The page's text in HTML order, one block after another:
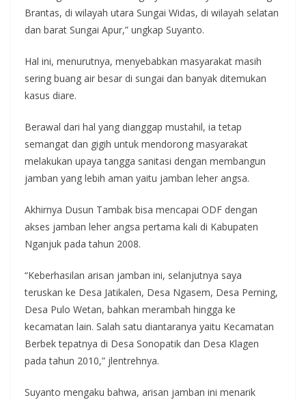
Brantas, di wilayah utara Sungai Widas, di wilayah selatan
dan barat Sungai Apur,” ungkap Suyanto.
Hal ini, menurutnya, menyebabkan masyarakat masih
sering buang air besar di sungai dan banyak ditemukan
kasus diare.
Berawal dari hal yang dianggap mustahil, ia tetap
semangat dan gigih untuk mendorong masyarakat
melakukan upaya tangga sanitasi dengan membangun
jamban yang lebih aman yaitu jamban leher angsa.
Akhirnya Dusun Tambak bisa mencapai ODF dengan
akses jamban leher angsa pertama kali di Kabupaten
Nganjuk pada tahun 2008.
“Keberhasilan arisan jamban ini, selanjutnya saya
teruskan ke Desa Jatikalen, Desa Ngasem, Desa Perning,
Desa Pulo Wetan, bahkan merambah hingga ke
kecamatan lain. Salah satu diantaranya yaitu Kecamatan
Berbek tepatnya di Desa Sonopatik dan Desa Klagen
pada tahun 2010,” jlentrehnya.
Suyanto mengaku bahwa, arisan jamban ini menarik